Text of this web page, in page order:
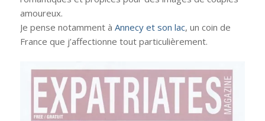
amoureux.
Je pense notamment à Annecy et son lac, un coin de
France que j’affectionne tout particulièrement.